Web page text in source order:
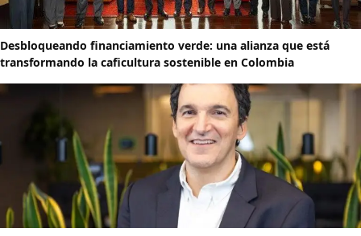
Desbloqueando financiamiento verde: una alianza que está
transformando la caficultura sostenible en Colombia